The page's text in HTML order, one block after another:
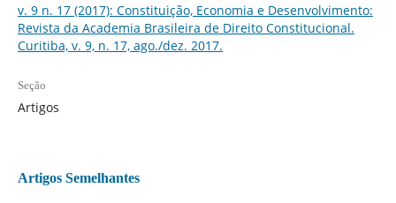
v. 9 n. 17 (2017): Constituição, Economia e Desenvolvimento:
Revista da Academia Brasileira de Direito Constitucional.
Curitiba, v. 9, n. 17, ago./dez. 2017.
Seção
Artigos
Artigos Semelhantes